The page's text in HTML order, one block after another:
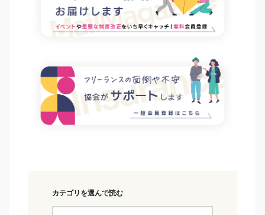
カテゴリを選んで読む